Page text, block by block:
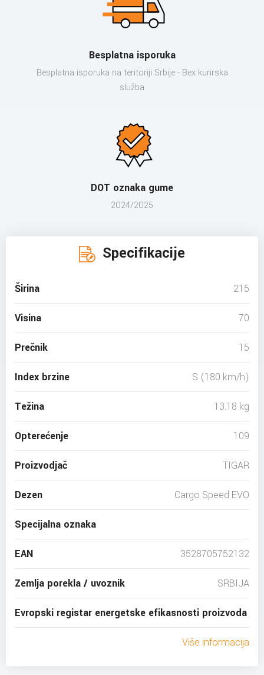
Besplatna isporuka
Besplatna isporuka na teritoriji Srbije - Bex kurirska
služba
DOT oznaka gume
2024/2025
Specifikacije
Širina 215
Visina 70
Prečnik 15
Index brzine S (180 km/h)
Težina 13.18 kg
Opterećenje 109
Proizvodjač TIGAR
Dezen Cargo Speed EVO
Specijalna oznaka
EAN 3528705752132
Zemlja porekla / uvoznik SRBIJA
Evropski registar energetske efikasnosti proizvoda
Više informacija